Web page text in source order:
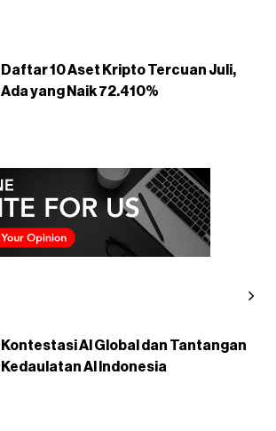
Daftar 10 Aset Kripto Tercuan Juli,
Ada yang Naik 72.410%
Kontestasi AI Global dan Tantangan
Kedaulatan AI Indonesia